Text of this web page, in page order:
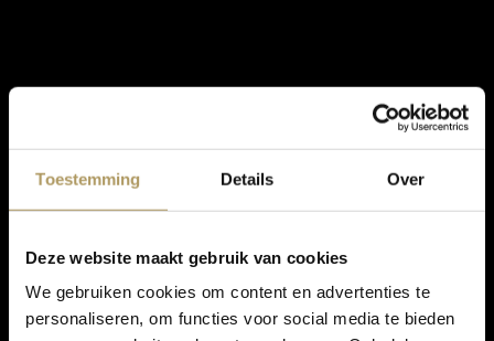
Toestemming Details Over
Deze website maakt gebruik van cookies
We gebruiken cookies om content en advertenties te
personaliseren, om functies voor social media te bieden